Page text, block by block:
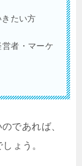
たい方
者・マーケ
であれば、
ょう。